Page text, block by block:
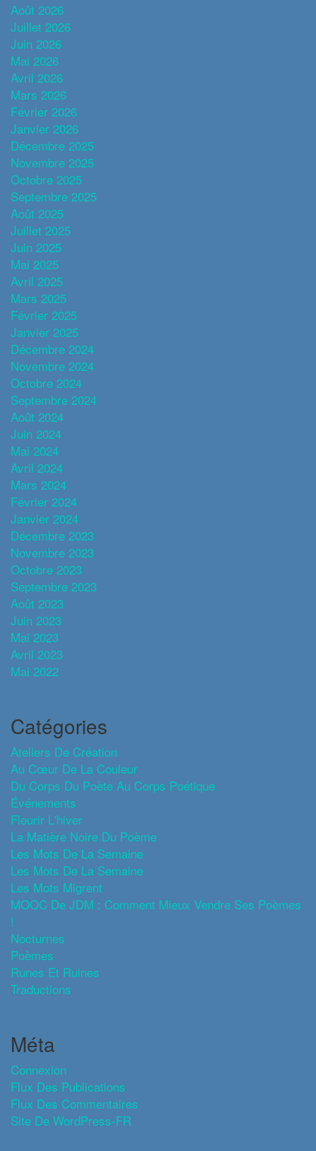
Août 2026
Juillet 2026
Juin 2026
Mai 2026
Avril 2026
Mars 2026
Février 2026
Janvier 2026
Décembre 2025
Novembre 2025
Octobre 2025
Septembre 2025
Août 2025
Juillet 2025
Juin 2025
Mai 2025
Avril 2025
Mars 2025
Février 2025
Janvier 2025
Décembre 2024
Novembre 2024
Octobre 2024
Septembre 2024
Août 2024
Juin 2024
Mai 2024
Avril 2024
Mars 2024
Février 2024
Janvier 2024
Décembre 2023
Novembre 2023
Octobre 2023
Septembre 2023
Août 2023
Juin 2023
Mai 2023
Avril 2023
Mai 2022
Catégories
Ateliers De Création
Au Cœur De La Couleur
Du Corps Du Poète Au Corps Poétique
Événements
Fleurir L'hiver
La Matière Noire Du Poème
Les Mots De La Semaine
Les Mots De La Semaine
Les Mots Migrent
MOOC De JDM : Comment Mieux Vendre Ses Poèmes
!
Nocturnes
Poèmes
Runes Et Ruines
Traductions
Méta
Connexion
Flux Des Publications
Flux Des Commentaires
Site De WordPress-FR